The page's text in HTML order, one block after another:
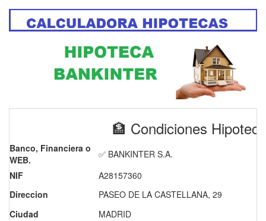
🏦 Condiciones
Banco, Financiera o
WEB.
✅ BANKINTER S.A.
NIF
A28157360
Direccion
PASEO DE LA CASTELLANA, 29
Ciudad
MADRID